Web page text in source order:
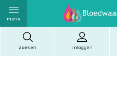
zoeken inloggen
menu